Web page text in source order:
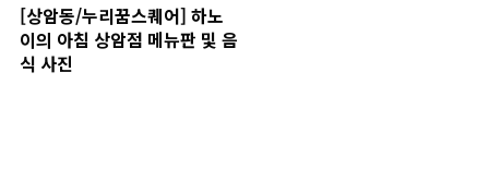
[상암동/누리꿈스퀘어] 하노
이의 아침 상암점 메뉴판 및 음
식 사진